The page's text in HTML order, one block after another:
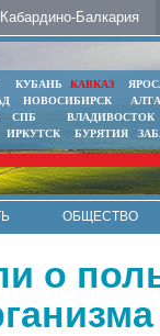
Кабардино-Балкария
КУБАНЬ КАВКАЗ
НОВОСИБИРСК
СПБ
ВЛАДИВОСТОК
ИРКУТСК БУРЯТИЯ
ОБЩЕСТВО
о